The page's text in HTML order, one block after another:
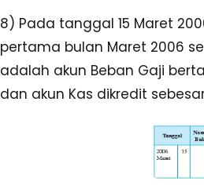
8) Pada tanggal 15 Maret
pertama bulan Maret 2006
adalah akun Beban Gaji
dan akun Kas dikredit